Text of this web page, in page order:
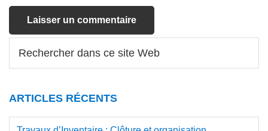
Barre
latérale
dans
Web
ARTICLES RÉCENTS